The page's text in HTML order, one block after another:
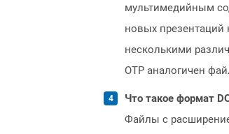
мультимедийным
новых
несколькими
OTP аналогичен
Что такое формат
Файлы с